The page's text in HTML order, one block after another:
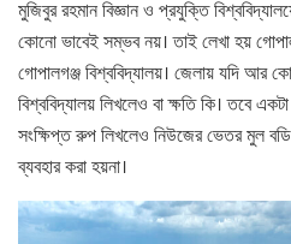
মুজিবুর রহমান বিজ্ঞান ও প্রযুক্তি
কোনো ভাবেই সম্ভব নয়। তাই লেখা হয়
গোপালগঞ্জ বিশ্ববিদ্যালয়। জেলায় যদি আর
বিশ্ববিদ্যালয় লিখলেও বা ক্ষতি কি। তবে
সংক্ষিপ্ত রুপ লিখলেও নিউজের ভেতর মুল
ব্যবহার করা হয়না।